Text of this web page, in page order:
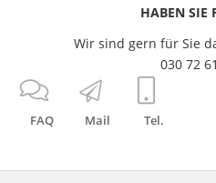
FAQ Mail Tel.
HABEN SIE
Wir sind gern für Sie
030 72